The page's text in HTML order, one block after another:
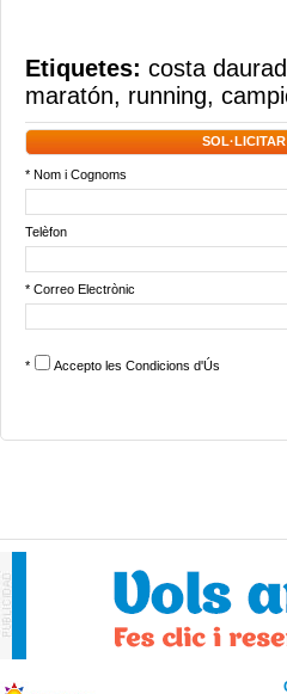
Etiquetes: costa
maratón, running,
* Nom i Cognoms
Telèfon
* Correo Electrònic
* Accepto les Condicions d'Ús